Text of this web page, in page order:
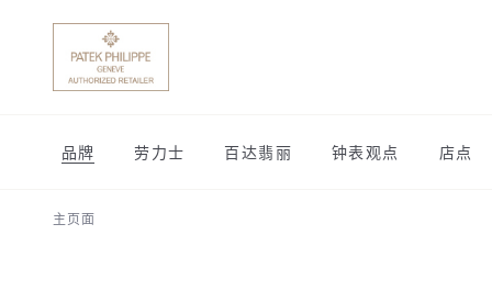
品牌 劳力士 百达翡丽 钟表观点 店点
主页面